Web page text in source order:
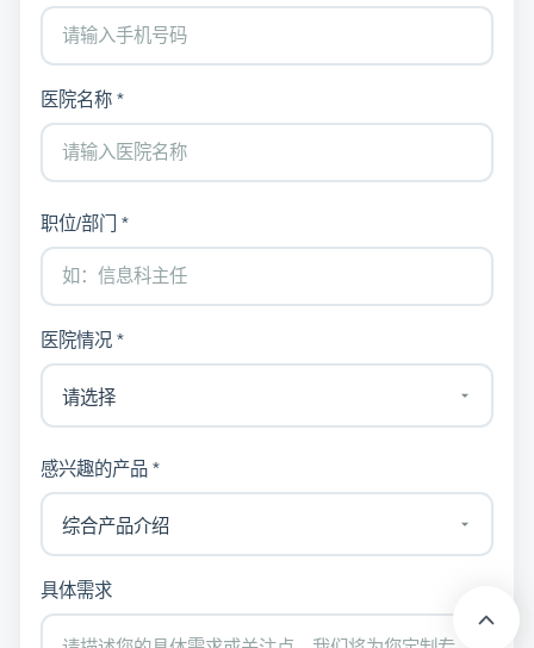
医院名称 *
职位/部门 *
医院情况 *
感兴趣的产品 *
具体需求